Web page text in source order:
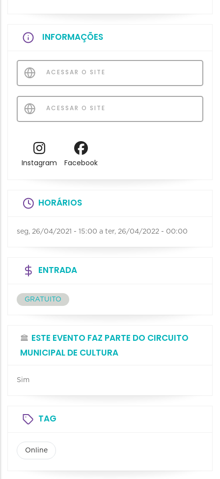
INFORMAÇÕES
ACESSAR O SITE
ACESSAR O SITE
Instagram Facebook
HORÁRIOS
seg, 26/04/2021 - 15:00 a ter, 26/04/2022 - 00:00
ENTRADA
GRATUITO
ESTE EVENTO FAZ PARTE DO CIRCUITO
MUNICIPAL DE CULTURA
Sim
TAG
Online